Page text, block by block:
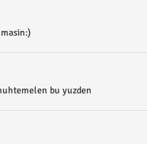
bu yuzden